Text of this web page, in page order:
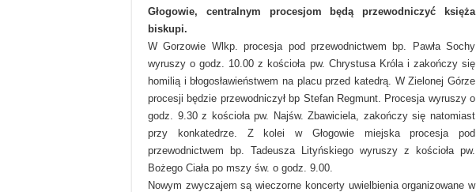
Głogowie, centralnym procesjom będą przewodniczyć księża
biskupi.
W Gorzowie Wlkp. procesja pod przewodnictwem bp. Pawła Sochy
wyruszy o godz. 10.00 z kościoła pw. Chrystusa Króla i zakończy się
homilią i błogosławieństwem na placu przed katedrą. W Zielonej Górze
procesji będzie przewodniczył bp Stefan Regmunt. Procesja wyruszy o
godz. 9.30 z kościoła pw. Najśw. Zbawiciela, zakończy się natomiast
przy konkatedrze. Z kolei w Głogowie miejska procesja pod
przewodnictwem bp. Tadeusza Lityńskiego wyruszy z kościoła pw.
Bożego Ciała po mszy św. o godz. 9.00.
Nowym zwyczajem są wieczorne koncerty uwielbienia organizowane w